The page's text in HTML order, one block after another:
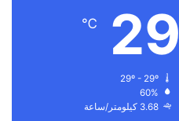
29
℃
60%
3.68 كيلومتر/ساعة